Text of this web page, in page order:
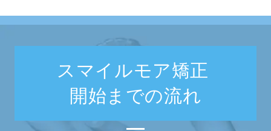
スマイルモア矯正
開始までの流れ